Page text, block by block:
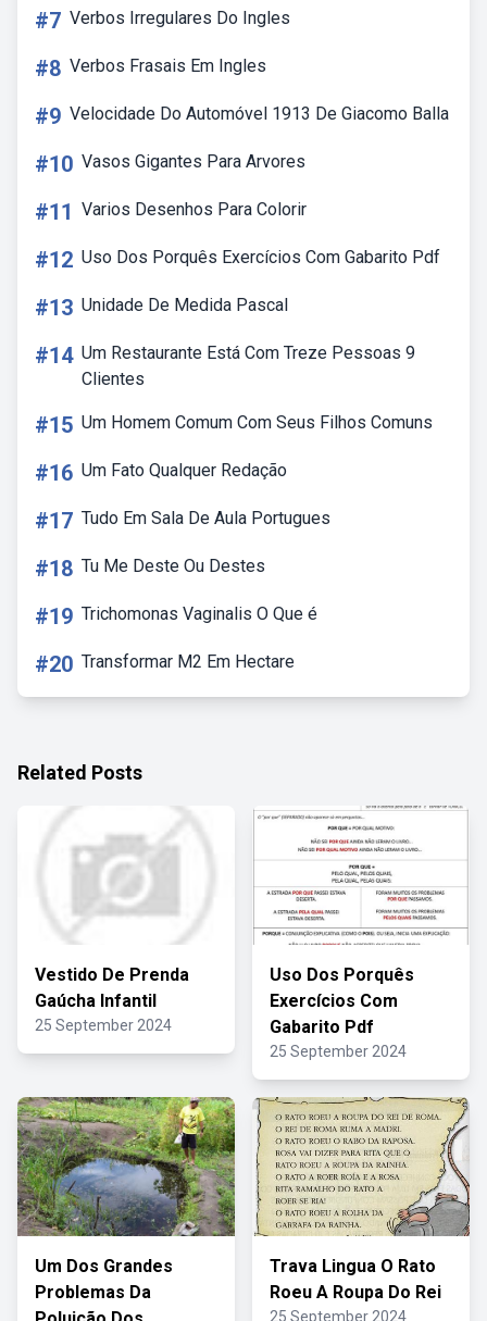
#7 Verbos Irregulares Do Ingles
#8 Verbos Frasais Em Ingles
#9 Velocidade Do Automóvel 1913 De Giacomo Balla
#10 Vasos Gigantes Para Arvores
#11 Varios Desenhos Para Colorir
#12 Uso Dos Porquês Exercícios Com Gabarito Pdf
#13 Unidade De Medida Pascal
#14 Um Restaurante Está Com Treze Pessoas 9
Clientes
#15 Um Homem Comum Com Seus Filhos Comuns
#16 Um Fato Qualquer Redação
#17 Tudo Em Sala De Aula Portugues
#18 Tu Me Deste Ou Destes
#19 Trichomonas Vaginalis O Que é
#20 Transformar M2 Em Hectare
Related Posts
Vestido De Prenda
Gaúcha Infantil
25 September 2024
Uso Dos Porquês
Exercícios Com
Gabarito Pdf
25 September 2024
Um Dos Grandes
Problemas Da
Trava Lingua O Rato
Roeu A Roupa Do Rei
25 September 2024